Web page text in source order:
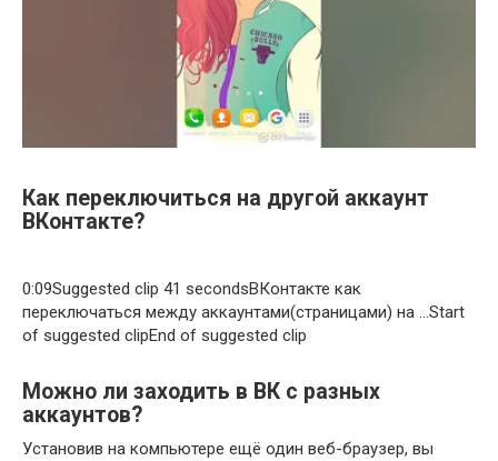
Как переключиться на другой аккаунт
ВКонтакте?
0:09Suggested clip 41 secondsВКонтакте как
переключаться между аккаунтами(страницами) на …Start
of suggested clipEnd of suggested clip
Можно ли заходить в ВК с разных
аккаунтов?
Установив на компьютере ещё один веб-браузер, вы